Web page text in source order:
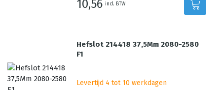
10,56 incl. BTW
Hefslot 214418 37,5Mm 2080-2580
F1
Levertijd 4 tot 10 werkdagen